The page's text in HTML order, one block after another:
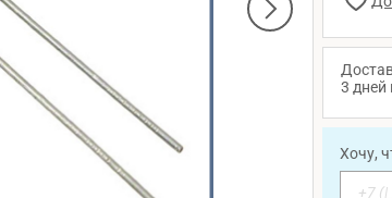
3 дней
Хочу,